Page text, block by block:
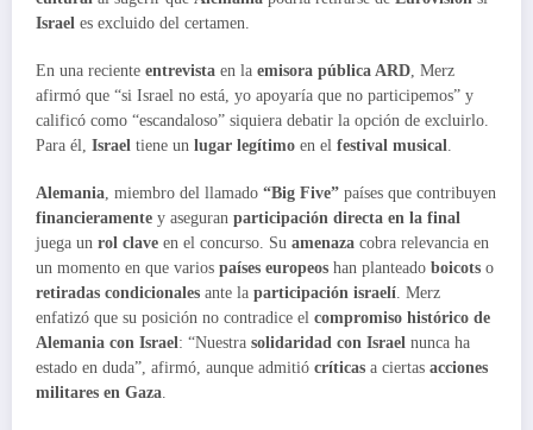
Israel es excluido del certamen.
En una reciente entrevista en la emisora pública ARD, Merz
afirmó que “si Israel no está, yo apoyaría que no participemos” y
calificó como “escandaloso” siquiera debatir la opción de excluirlo.
Para él, Israel tiene un lugar legítimo en el festival musical.
Alemania, miembro del llamado “Big Five” países que contribuyen
financieramente y aseguran participación directa en la final
juega un rol clave en el concurso. Su amenaza cobra relevancia en
un momento en que varios países europeos han planteado boicots o
retiradas condicionales ante la participación israelí. Merz
enfatizó que su posición no contradice el compromiso histórico de
Alemania con Israel: “Nuestra solidaridad con Israel nunca ha
estado en duda”, afirmó, aunque admitió críticas a ciertas acciones
militares en Gaza.